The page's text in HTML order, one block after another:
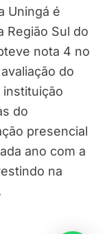
Uningá é
Região Sul do
nota 4 no
do
instituição
do
presencial
ano com a
na